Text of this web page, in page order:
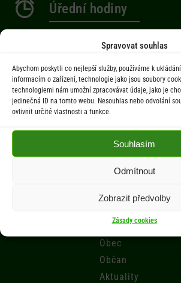
Spravovat souhlas
Abychom poskytli co nejlepší služby, používáme k
informacím o zařízení, technologie jako jsou soubory
technologiemi nám umožní zpracovávat údaje, jako je
jedinečná ID na tomto webu. Nesouhlas nebo odvolání
ovlivnit určité vlastnosti a funkce.
Souhlasím
Odmítnout
Zobrazit předvolby
Zásady cookies
Úřední hodiny
Počasí
Úřední deska
Obec
Občan
Aktuality